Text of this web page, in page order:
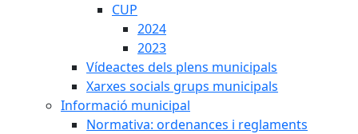
CUP
2024
2023
Vídeactes dels plens municipals
Xarxes socials grups municipals
Informació municipal
Normativa: ordenances i reglaments